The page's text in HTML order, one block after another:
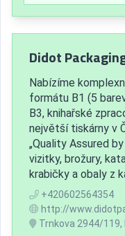
Didot
Nabízíme
formátu B1 (5
B3, knihařské
největší tiskárny v
„Quality Assured
vizitky, brožury,
krabičky a obaly z
+420602564354
http://
Trnkova 2944/119,